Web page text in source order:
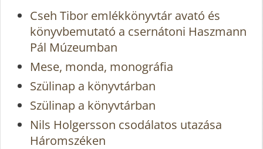
Cseh Tibor emlékkönyvtár avató és
könyvbemutató a csernátoni Haszmann
Pál Múzeumban
Mese, monda, monográfia
Szülinap a könyvtárban
Szülinap a könyvtárban
Nils Holgersson csodálatos utazása
Háromszéken